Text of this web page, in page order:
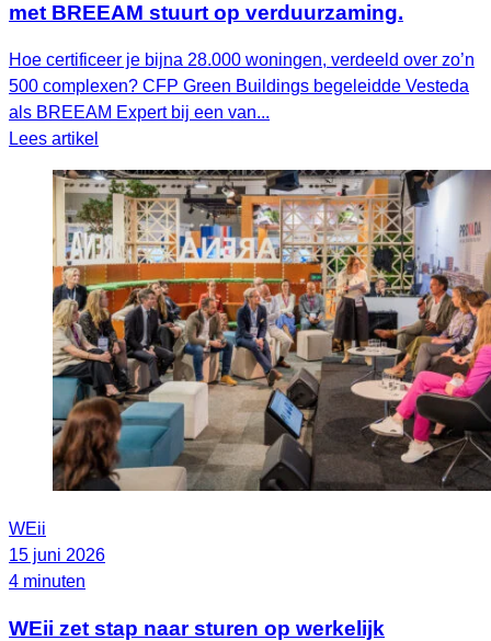
met BREEAM stuurt op verduurzaming.
Hoe certificeer je bijna 28.000 woningen, verdeeld over zo’n
500 complexen? CFP Green Buildings begeleidde Vesteda
als BREEAM Expert bij een van...
Lees artikel
WEii
15 juni 2026
4 minuten
WEii zet stap naar sturen op werkelijk